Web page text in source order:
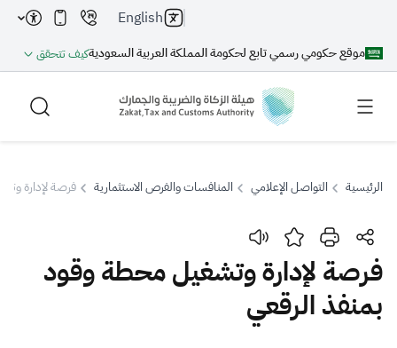
موقع حكومي رسمي تابع لحكومة المملكة العربية السعوديةكيف تتحقق
English
بحث
بحث بحث AI
الرئيسية التواصل الإعلامي المنافسات والفرص الاستثمارية فرصة لإدارة
فرصة لإدارة وتشغيل محطة وقود
بمنفذ الرقعي